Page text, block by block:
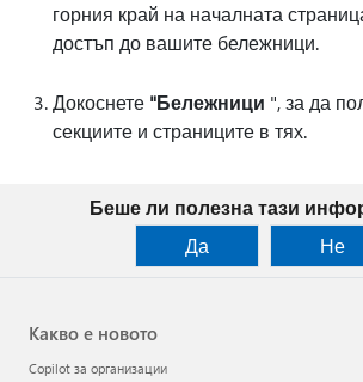
горния край на началната
достъп до вашите бележници.
Докоснете "Бележници ", за да
секциите и страниците в тях.
Беше ли полезна тази
Да
Не
Какво е новото
Copilot за организации